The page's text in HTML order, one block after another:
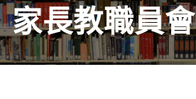
家長教職員會